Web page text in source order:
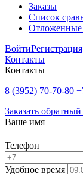
Заказы
Список
Отложенные
ВойтиРегистрация
Контакты
Контакты
8 (3952) 70-70-80
Заказать
Ваше имя
Телефон
Удобное время